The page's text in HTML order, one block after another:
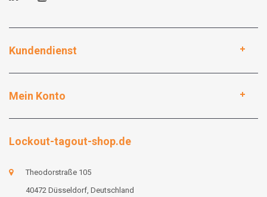
Kundendienst
Mein Konto
Lockout-tagout-shop.de
Theodorstraße 105
40472 Düsseldorf, Deutschland